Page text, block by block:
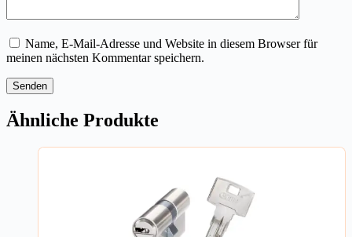
Name, E-Mail-Adresse und Website in diesem Browser für
meinen nächsten Kommentar speichern.
Senden
Ähnliche Produkte